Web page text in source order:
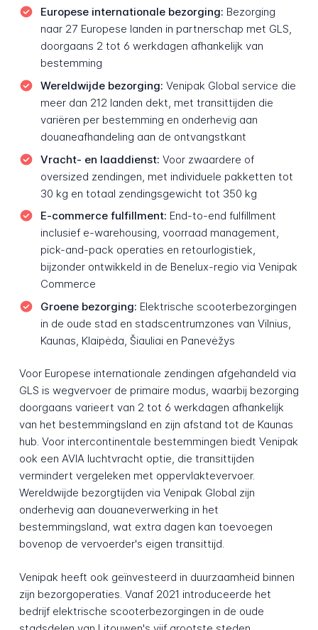
Europese internationale bezorging: Bezorging
naar 27 Europese landen in partnerschap met GLS,
doorgaans 2 tot 6 werkdagen afhankelijk van
bestemming
Wereldwijde bezorging: Venipak Global service die
meer dan 212 landen dekt, met transittijden die
variëren per bestemming en onderhevig aan
douaneafhandeling aan de ontvangstkant
Vracht- en laaddienst: Voor zwaardere of
oversized zendingen, met individuele pakketten tot
30 kg en totaal zendingsgewicht tot 350 kg
E-commerce fulfillment: End-to-end fulfillment
inclusief e-warehousing, voorraad management,
pick-and-pack operaties en retourlogistiek,
bijzonder ontwikkeld in de Benelux-regio via Venipak
Commerce
Groene bezorging: Elektrische scooterbezorgingen
in de oude stad en stadscentrumzones van Vilnius,
Kaunas, Klaipėda, Šiauliai en Panevėžys
Voor Europese internationale zendingen afgehandeld via
GLS is wegvervoer de primaire modus, waarbij bezorging
doorgaans varieert van 2 tot 6 werkdagen afhankelijk
van het bestemmingsland en zijn afstand tot de Kaunas
hub. Voor intercontinentale bestemmingen biedt Venipak
ook een AVIA luchtvracht optie, die transittijden
vermindert vergeleken met oppervlaktevervoer.
Wereldwijde bezorgtijden via Venipak Global zijn
onderhevig aan douaneverwerking in het
bestemmingsland, wat extra dagen kan toevoegen
bovenop de vervoerder's eigen transittijd.
Venipak heeft ook geïnvesteerd in duurzaamheid binnen
zijn bezorgoperaties. Vanaf 2021 introduceerde het
bedrijf elektrische scooterbezorgingen in de oude